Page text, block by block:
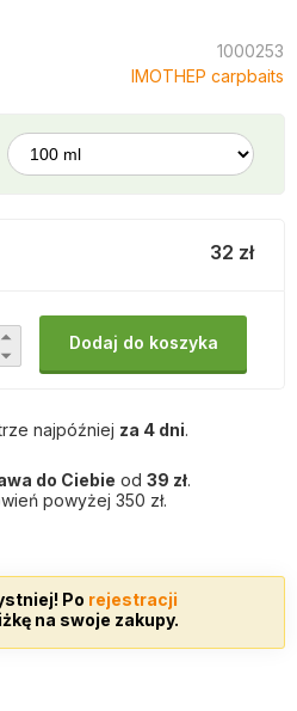
1000253
IMOTHEP carpbaits
32 zł
Dodaj do koszyka
najpóźniej za 4 dni.
do Ciebie od 39 zł.
powyżej 350 zł.
Po rejestracji
na swoje zakupy.